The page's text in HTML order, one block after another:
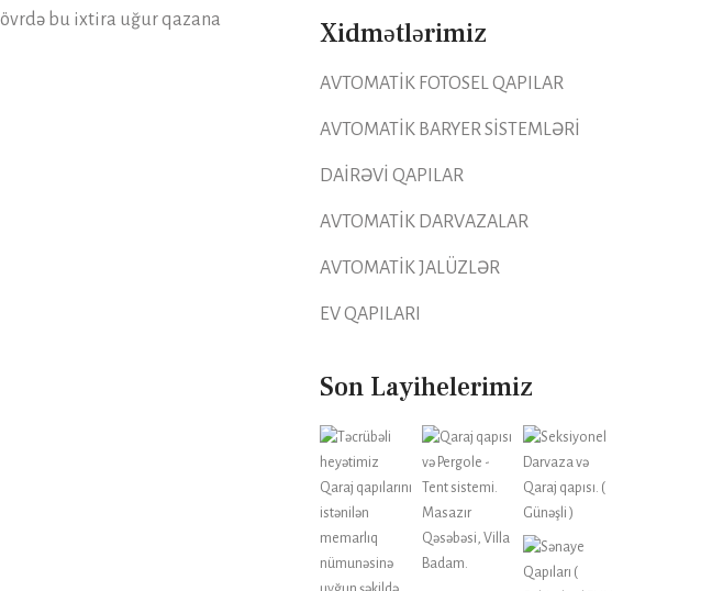
bu ixtira uğur qazana
Xidmətlərimiz
AVTOMATİK FOTOSEL QAPILAR
AVTOMATİK BARYER SİSTEMLƏRİ
DAİRƏVİ QAPILAR
AVTOMATİK DARVAZALAR
AVTOMATİK JALÜZLƏR
EV QAPILARI
Son Layihelerimiz